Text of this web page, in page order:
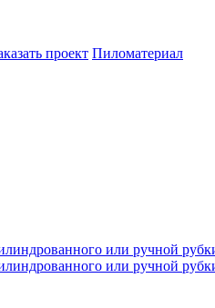
проект Пиломатериал